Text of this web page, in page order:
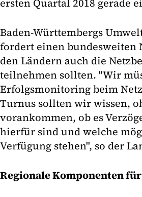
ersten Quartal 2018 gerade
Baden-Württembergs
fordert einen bundesweiten
den Ländern auch die
teilnehmen sollten. "Wir
Erfolgsmonitoring beim
Turnus sollten wir wissen,
vorankommen, ob es
hierfür sind und welche
Verfügung stehen", so der
Regionale Komponenten